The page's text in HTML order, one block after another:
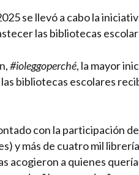
se llevó a cabo la
las bibliotecas
#ioleggoperché, la mayor
bibliotecas escolares
con la participación
y más de cuatro mil
acogieron a quienes